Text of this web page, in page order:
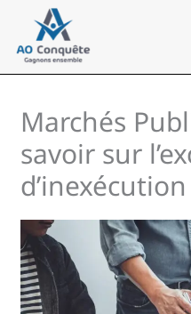
contenu
Marchés
savoir sur
d’inexécution